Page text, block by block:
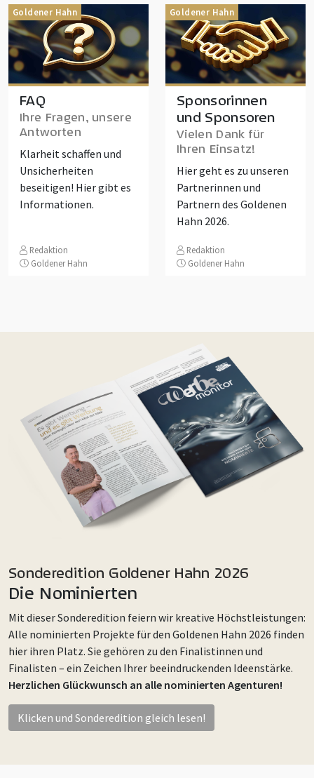
Goldener Hahn
FAQ
Ihre Fragen, unsere
Antworten
Klarheit schaffen und
Unsicherheiten
beseitigen! Hier gibt es
Informationen.
Redaktion
Goldener Hahn
Goldener Hahn
Sponsorinnen
und Sponsoren
Vielen Dank für
Ihren Einsatz!
Hier geht es zu unseren
Partnerinnen und
Partnern des Goldenen
Hahn 2026.
Redaktion
Goldener Hahn
Sonderedition Goldener Hahn 2026
Die Nominierten
Mit dieser Sonderedition feiern wir kreative Höchstleistungen:
Alle nominierten Projekte für den Goldenen Hahn 2026 finden
hier ihren Platz. Sie gehören zu den Finalistinnen und
Finalisten – ein Zeichen Ihrer beeindruckenden Ideenstärke.
Herzlichen Glückwunsch an alle nominierten Agenturen!
Klicken und Sonderedition gleich lesen!